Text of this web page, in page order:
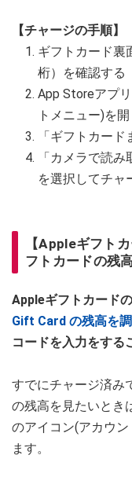
【チャージの手順】
ギフトカード裏
桁）を確認する
App Storeアプ
トメニュー)を開
「ギフトカー
「カメラで読
を選択してチャ
【Appleギフト
フトカードの残
Appleギフトカード
Gift Card の残高を
コードを入力をする
すでにチャージ済み
の残高を見たいとき
のアイコン(アカウ
ます。